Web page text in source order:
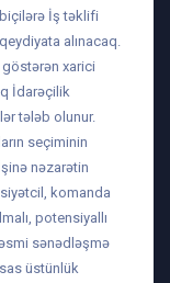
İş təklifi
alınacaq.
xarici
İdarəçilik
tələb olunur.
seçiminin
nəzarətin
komanda
potensiyallı
sənədləşmə
üstünlük